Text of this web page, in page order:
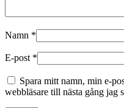
Namn *
E-post *
Spara mitt namn, min e-
webbläsare till nästa gång jag